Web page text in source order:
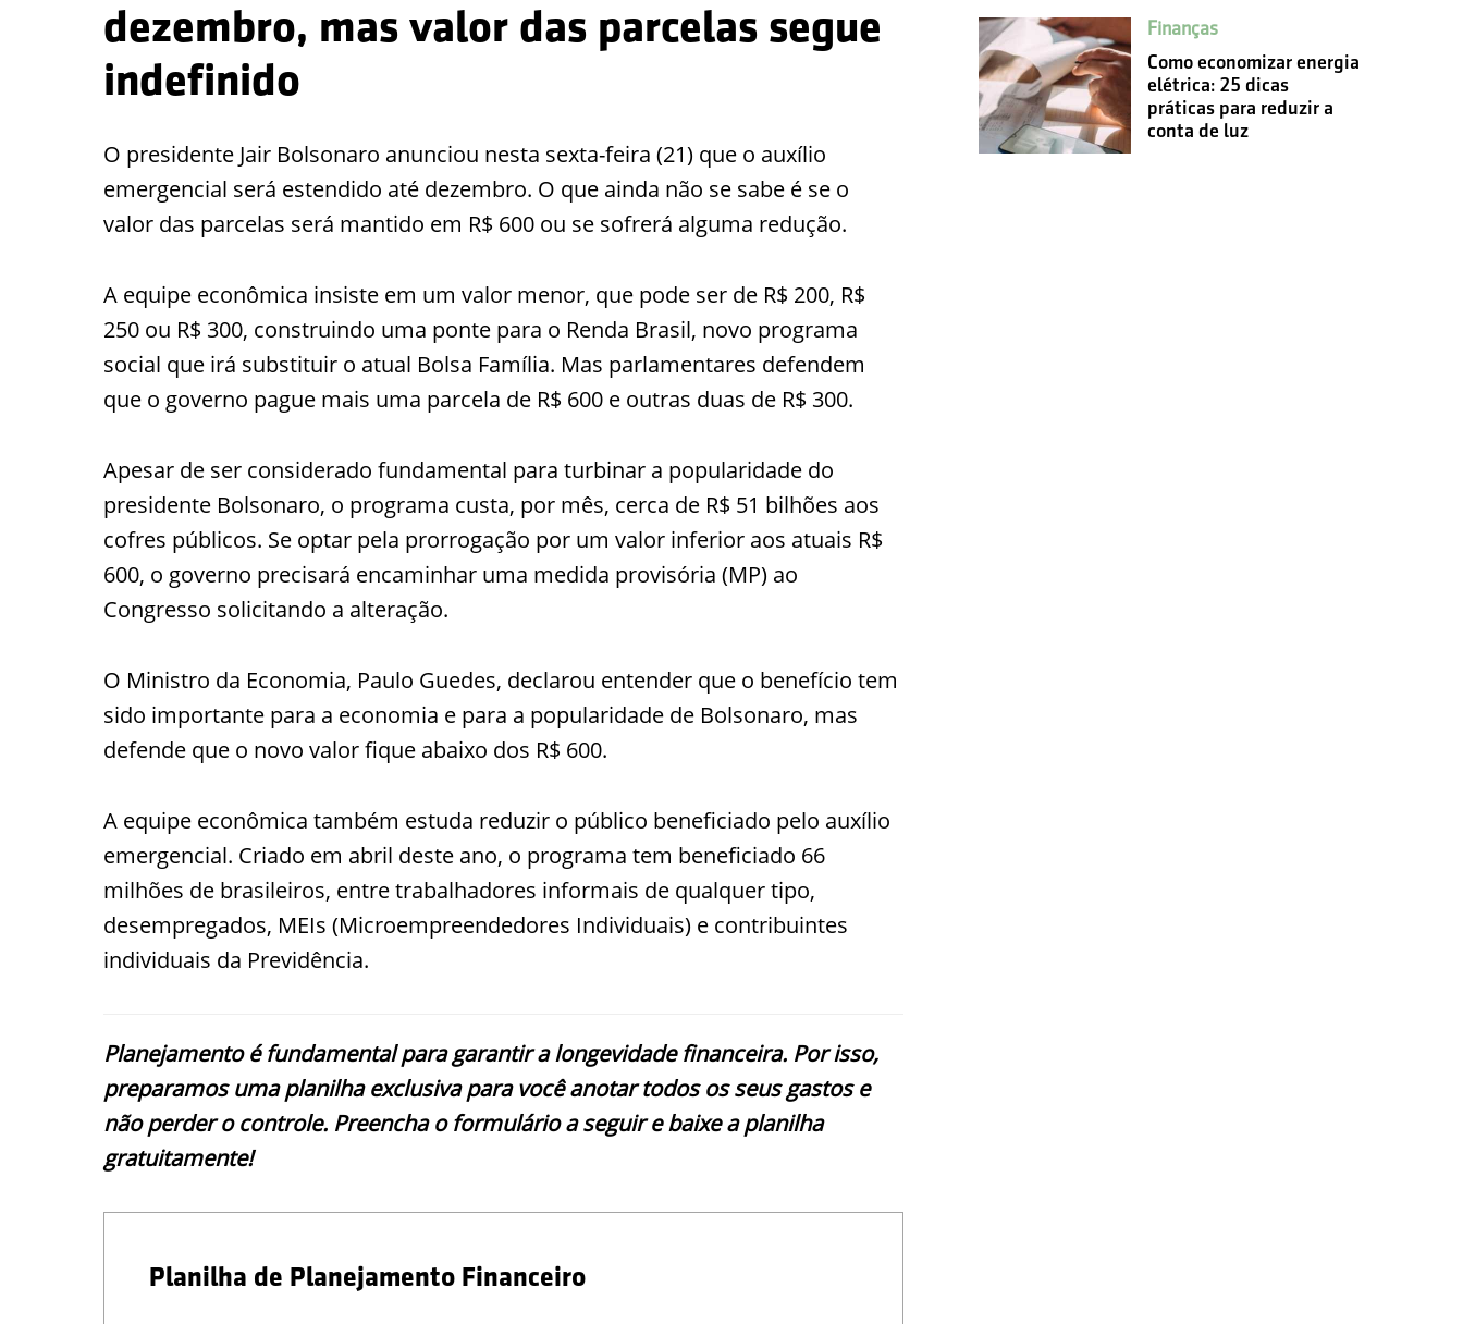
dezembro, mas valor das parcelas segue
indefinido
O presidente Jair Bolsonaro anunciou nesta sexta-feira (21) que o auxílio
emergencial será estendido até dezembro. O que ainda não se sabe é se o
valor das parcelas será mantido em R$ 600 ou se sofrerá alguma redução.
A equipe econômica insiste em um valor menor, que pode ser de R$ 200, R$
250 ou R$ 300, construindo uma ponte para o Renda Brasil, novo programa
social que irá substituir o atual Bolsa Família. Mas parlamentares defendem
que o governo pague mais uma parcela de R$ 600 e outras duas de R$ 300.
Apesar de ser considerado fundamental para turbinar a popularidade do
presidente Bolsonaro, o programa custa, por mês, cerca de R$ 51 bilhões aos
cofres públicos. Se optar pela prorrogação por um valor inferior aos atuais R$
600, o governo precisará encaminhar uma medida provisória (MP) ao
Congresso solicitando a alteração.
O Ministro da Economia, Paulo Guedes, declarou entender que o benefício tem
sido importante para a economia e para a popularidade de Bolsonaro, mas
defende que o novo valor fique abaixo dos R$ 600.
A equipe econômica também estuda reduzir o público beneficiado pelo auxílio
emergencial. Criado em abril deste ano, o programa tem beneficiado 66
milhões de brasileiros, entre trabalhadores informais de qualquer tipo,
desempregados, MEIs (Microempreendedores Individuais) e contribuintes
individuais da Previdência.
Planejamento é fundamental para garantir a longevidade financeira. Por isso,
preparamos uma planilha exclusiva para você anotar todos os seus gastos e
não perder o controle. Preencha o formulário a seguir e baixe a planilha
gratuitamente!
Planilha de Planejamento Financeiro
Finanças
Como economizar energia
elétrica: 25 dicas
práticas para reduzir a
conta de luz